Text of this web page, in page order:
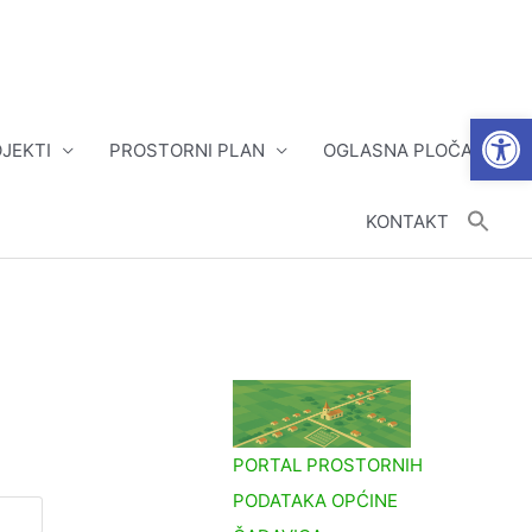
PROSTORNI PLAN OGLASNA PLOČA
KONTAKT
PORTAL PROSTORNIH
PODATAKA OPĆINE